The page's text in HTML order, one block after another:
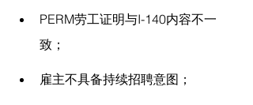
PERM劳工证明与I-140内容不一
致；
雇主不具备持续招聘意图；